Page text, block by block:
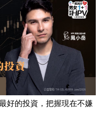
好的投資，把握現在不嫌